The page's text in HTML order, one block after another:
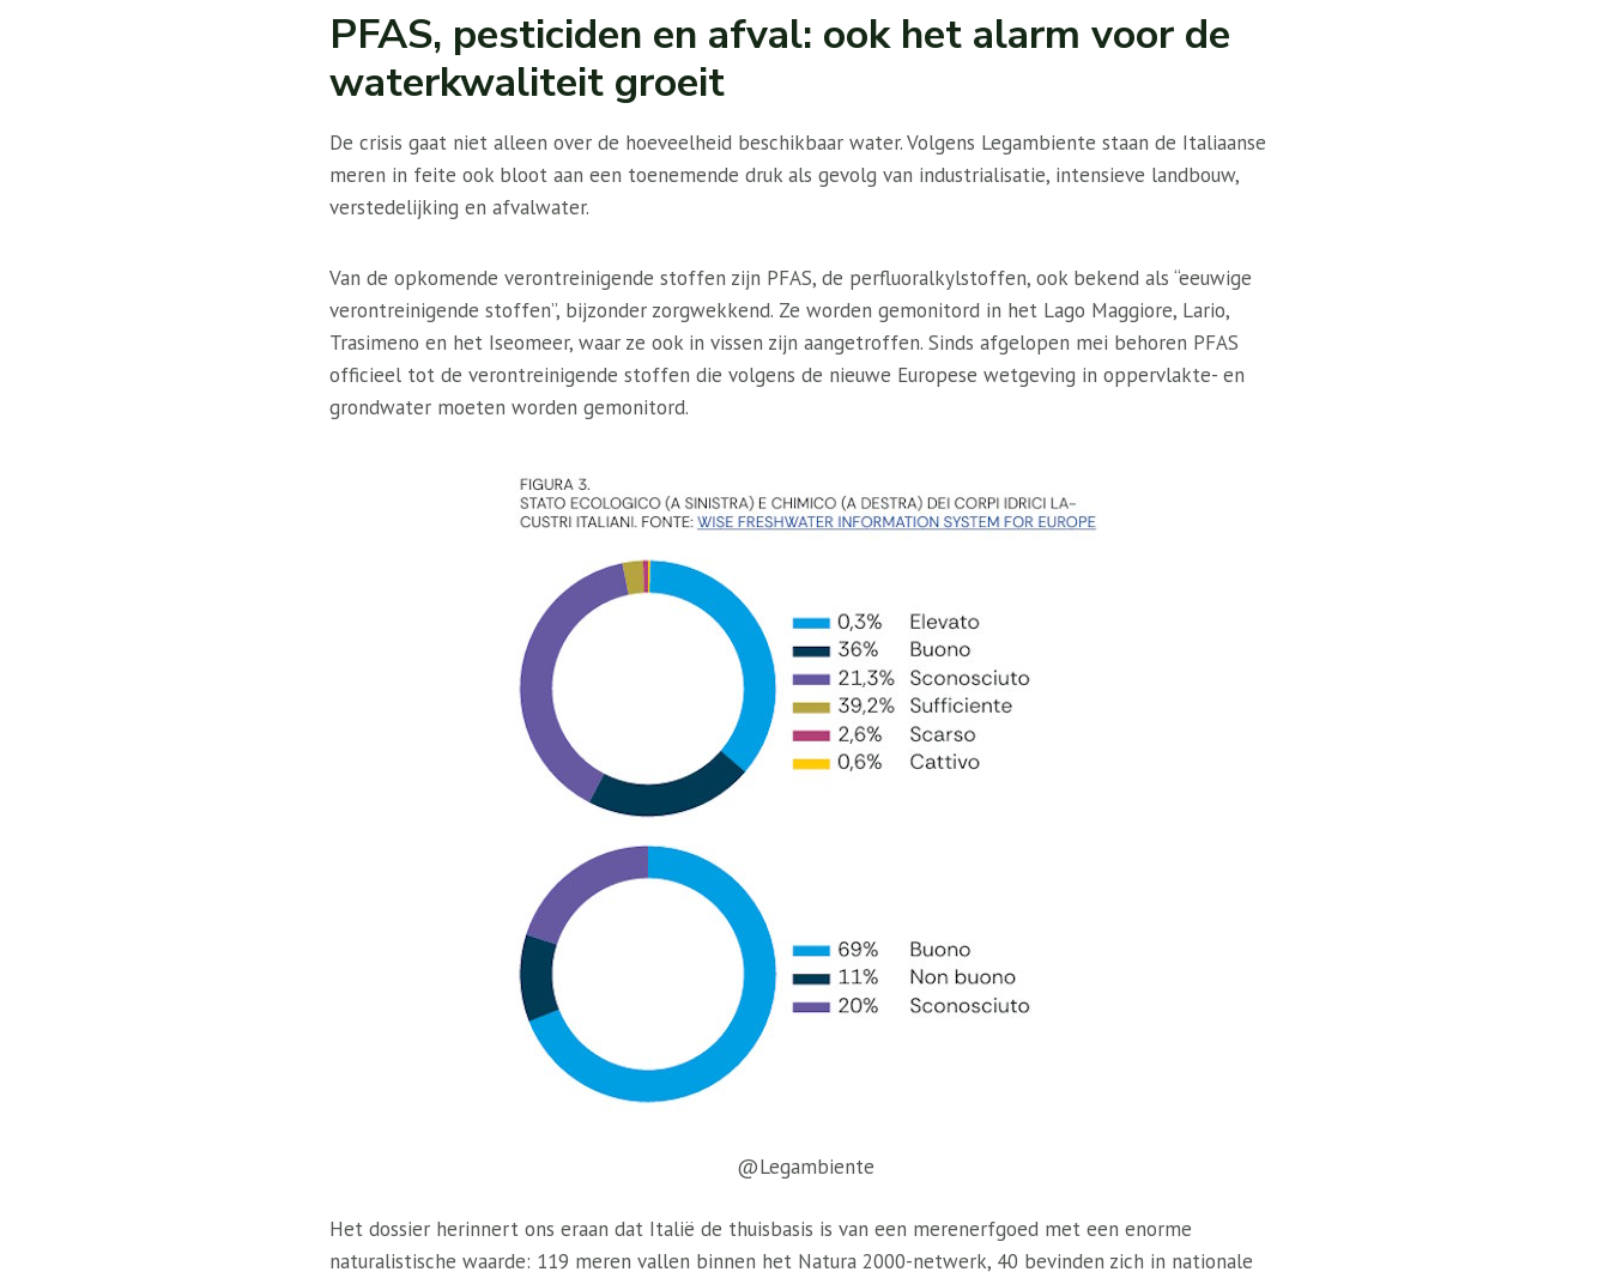
PFAS, pesticiden en afval: ook het alarm voor de
waterkwaliteit groeit
De crisis gaat niet alleen over de hoeveelheid beschikbaar water. Volgens Legambiente staan ​​de Italiaanse
meren in feite ook bloot aan een toenemende druk als gevolg van industrialisatie, intensieve landbouw,
verstedelijking en afvalwater.
Van de opkomende verontreinigende stoffen zijn PFAS, de perfluoralkylstoffen, ook bekend als “eeuwige
verontreinigende stoffen”, bijzonder zorgwekkend. Ze worden gemonitord in het Lago Maggiore, Lario,
Trasimeno en het Iseomeer, waar ze ook in vissen zijn aangetroffen. Sinds afgelopen mei behoren PFAS
officieel tot de verontreinigende stoffen die volgens de nieuwe Europese wetgeving in oppervlakte- en
grondwater moeten worden gemonitord.
@Legambiente
Het dossier herinnert ons eraan dat Italië de thuisbasis is van een merenerfgoed met een enorme
naturalistische waarde: 119 meren vallen binnen het Natura 2000-netwerk, 40 bevinden zich in nationale